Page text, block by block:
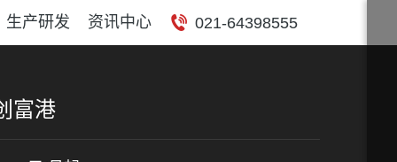
生产研发 资讯中心 021-64398555
富港